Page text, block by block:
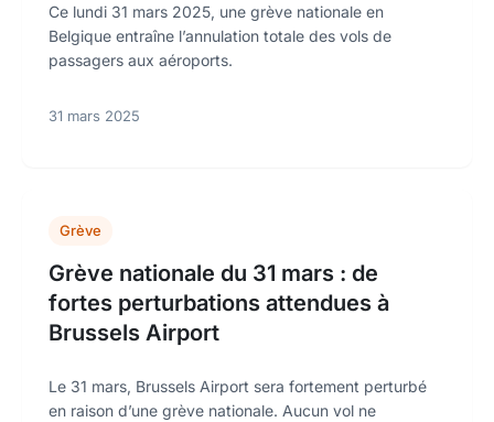
Ce lundi 31 mars 2025, une grève nationale en
Belgique entraîne l’annulation totale des vols de
passagers aux aéroports.
31 mars 2025
Grève
Grève nationale du 31 mars : de
fortes perturbations attendues à
Brussels Airport
Le 31 mars, Brussels Airport sera fortement perturbé
en raison d’une grève nationale. Aucun vol ne